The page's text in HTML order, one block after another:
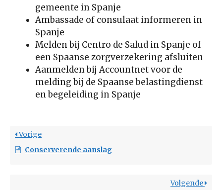
gemeente in Spanje
Ambassade of consulaat informeren in
Spanje
Melden bij Centro de Salud in Spanje of
een Spaanse zorgverzekering afsluiten
Aanmelden bij Accountnet voor de
melding bij de Spaanse belastingdienst
en begeleiding in Spanje
Vorige
Conserverende aanslag
Volgende